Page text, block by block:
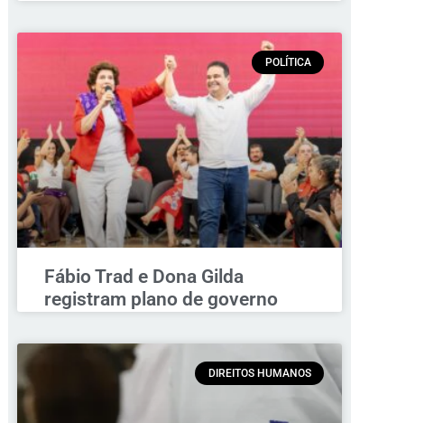
POLÍTICA
Fábio Trad e Dona Gilda
registram plano de governo
DIREITOS HUMANOS